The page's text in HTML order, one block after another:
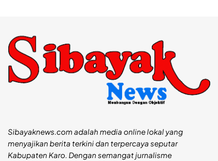
Sibayaknews.com adalah media online lokal yang
menyajikan berita terkini dan terpercaya seputar
Kabupaten Karo. Dengan semangat jurnalisme